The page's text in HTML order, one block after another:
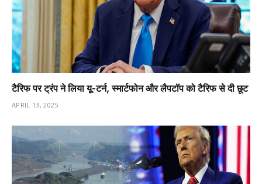
टैरिफ पर ट्रंप ने लिया यू-टर्न, स्मार्टफोन और लैपटॉप को टैरिफ से दी छूट
APRIL 13, 2025